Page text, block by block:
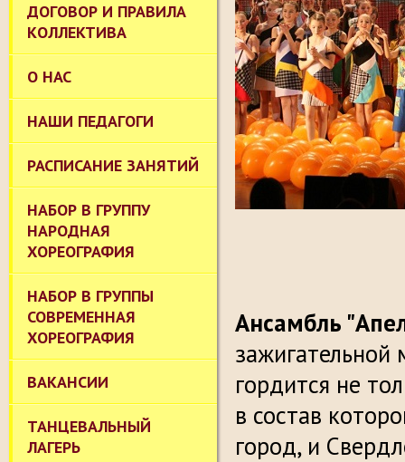
ДОГОВОР И ПРАВИЛА
КОЛЛЕКТИВА
О НАС
НАШИ ПЕДАГОГИ
РАСПИСАНИЕ ЗАНЯТИЙ
НАБОР В ГРУППУ
НАРОДНАЯ
ХОРЕОГРАФИЯ
НАБОР В ГРУППЫ
СОВРЕМЕННАЯ
ХОРЕОГРАФИЯ
ВАКАНСИИ
ТАНЦЕВАЛЬНЫЙ
ЛАГЕРЬ
Ансамбль
гордится не
в состав
город, и